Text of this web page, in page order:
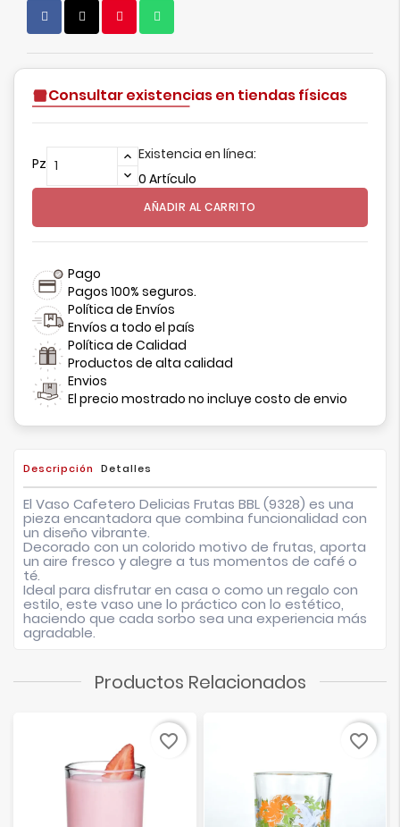
Consultar existencias en tiendas físicas
Pz
Existencia en línea:
0 Artículo
AÑADIR AL CARRITO
Pago
Pagos 100% seguros.
Política de Envíos
Envíos a todo el país
Política de Calidad
Productos de alta calidad
Envios
El precio mostrado no incluye costo de envio
Descripción Detalles
El Vaso Cafetero Delicias Frutas BBL (9328) es una
pieza encantadora que combina funcionalidad con
un diseño vibrante.
Decorado con un colorido motivo de frutas, aporta
un aire fresco y alegre a tus momentos de café o
té.
Ideal para disfrutar en casa o como un regalo con
estilo, este vaso une lo práctico con lo estético,
haciendo que cada sorbo sea una experiencia más
agradable.
Productos Relacionados
favorite_border favorite_border